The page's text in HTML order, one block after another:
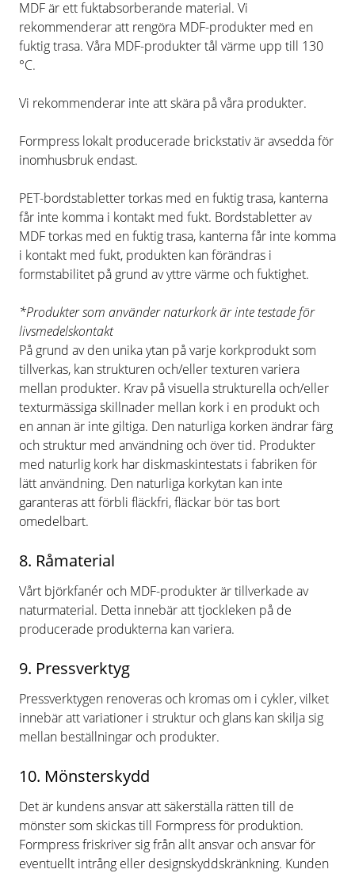
MDF är ett fuktabsorberande material. Vi
rekommenderar att rengöra MDF-produkter med en
fuktig trasa. Våra MDF-produkter tål värme upp till 130
°C.
Vi rekommenderar inte att skära på våra produkter.
Formpress lokalt producerade brickstativ är avsedda för
inomhusbruk endast.
PET-bordstabletter torkas med en fuktig trasa, kanterna
får inte komma i kontakt med fukt. Bordstabletter av
MDF torkas med en fuktig trasa, kanterna får inte komma
i kontakt med fukt, produkten kan förändras i
formstabilitet på grund av yttre värme och fuktighet.
*Produkter som använder naturkork är inte testade för
livsmedelskontakt
På grund av den unika ytan på varje korkprodukt som
tillverkas, kan strukturen och/eller texturen variera
mellan produkter. Krav på visuella strukturella och/eller
texturmässiga skillnader mellan kork i en produkt och
en annan är inte giltiga. Den naturliga korken ändrar färg
och struktur med användning och över tid. Produkter
med naturlig kork har diskmaskintestats i fabriken för
lätt användning. Den naturliga korkytan kan inte
garanteras att förbli fläckfri, fläckar bör tas bort
omedelbart.
8. Råmaterial
Vårt björkfanér och MDF-produkter är tillverkade av
naturmaterial. Detta innebär att tjockleken på de
producerade produkterna kan variera.
9. Pressverktyg
Pressverktygen renoveras och kromas om i cykler, vilket
innebär att variationer i struktur och glans kan skilja sig
mellan beställningar och produkter.
10. Mönsterskydd
Det är kundens ansvar att säkerställa rätten till de
mönster som skickas till Formpress för produktion.
Formpress friskriver sig från allt ansvar och ansvar för
eventuellt intrång eller designskyddskränkning. Kunden